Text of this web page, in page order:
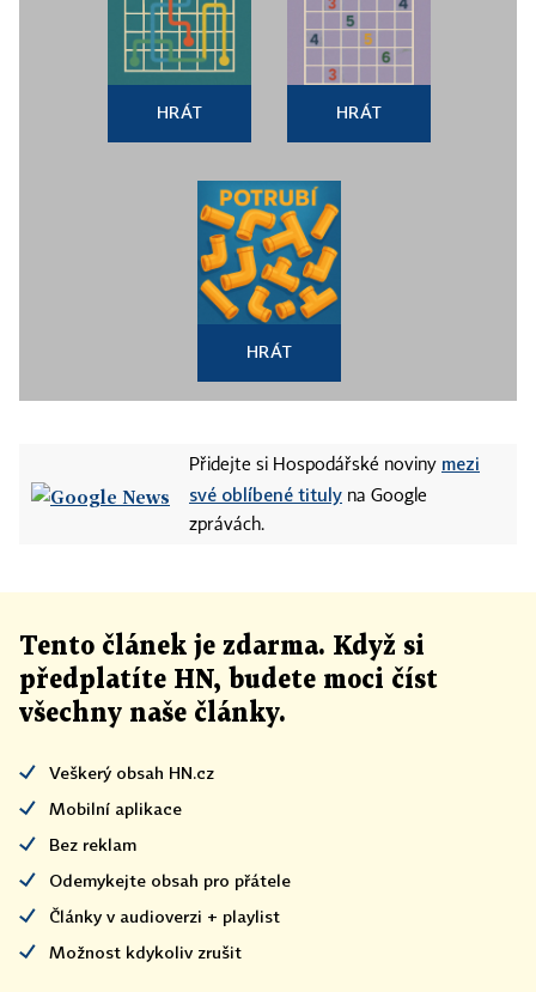
HRÁT HRÁT
HRÁT
Přidejte si Hospodářské noviny mezi
své oblíbené tituly na Google
zprávách.
Tento článek je zdarma. Když si
předplatíte HN, budete moci číst
všechny naše články.
Veškerý obsah HN.cz
Mobilní aplikace
Bez reklam
Odemykejte obsah pro přátele
Články v audioverzi + playlist
Možnost kdykoliv zrušit